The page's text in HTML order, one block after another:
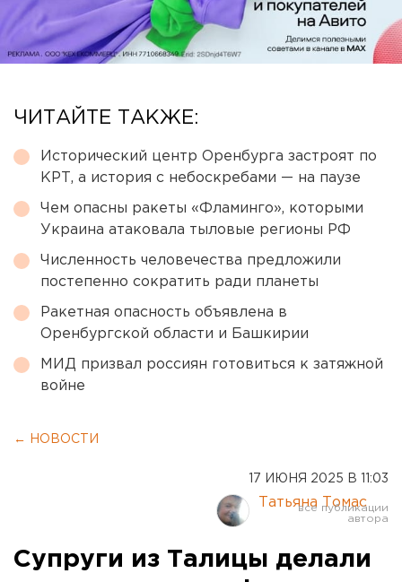
ЧИТАЙТЕ ТАКЖЕ:
Исторический центр Оренбурга застроят по
КРТ, а история с небоскребами — на паузе
Чем опасны ракеты «Фламинго», которыми
Украина атаковала тыловые регионы РФ
Численность человечества предложили
постепенно сократить ради планеты
Ракетная опасность объявлена в
Оренбургской области и Башкирии
МИД призвал россиян готовиться к затяжной
войне
← НОВОСТИ
17 ИЮНЯ 2025 В 11:03
Татьяна Томас
Супруги из Талицы делали